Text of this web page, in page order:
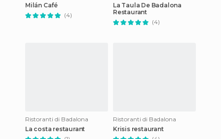
Milán Café
(4)
La Taula De Badalona
Restaurant
(4)
Ristoranti di Badalona
La costa restaurant
Ristoranti di Badalona
Krisis restaurant